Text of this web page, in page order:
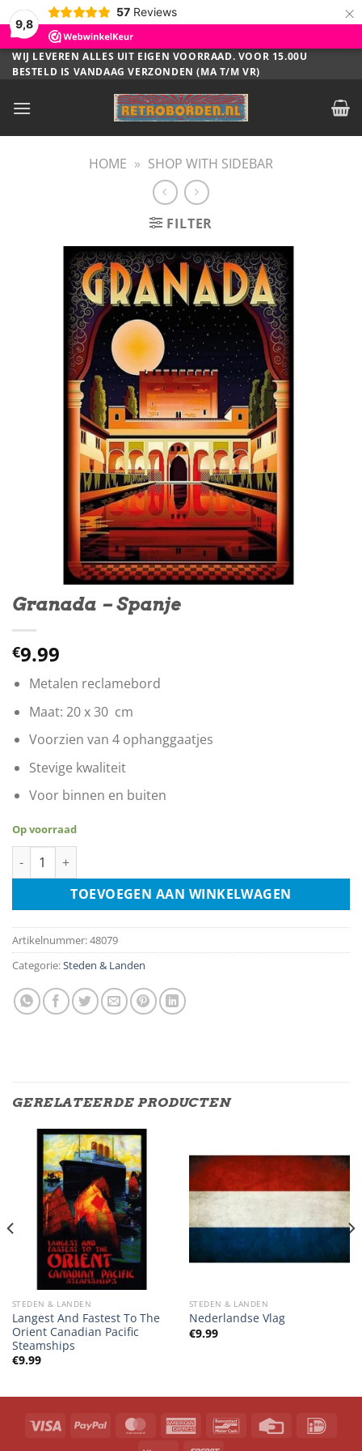
9,8
57 Reviews ×
Ga
naar
WIJ LEVEREN ALLES UIT EIGEN VOORRAAD. VOOR 15.00U
BESTELD IS VANDAAG VERZONDEN (MA T/M VR)
HOME » SHOP WITH SIDEBAR
FILTER
Granada – Spanje
€9.99
Metalen reclamebord
Maat: 20 x 30 cm
Voorzien van 4 ophanggaatjes
Stevige kwaliteit
Voor binnen en buiten
Op voorraad
Granada - Spanje aantal
TOEVOEGEN AAN WINKELWAGEN
Artikelnummer:48079
Categorie:Steden & Landen
GERELATEERDE PRODUCTEN
STEDEN & LANDEN
Langest And Fastest To The
Orient Canadian Pacific
Steamships
€9.99
STEDEN & LANDEN
Nederlandse Vlag
€9.99